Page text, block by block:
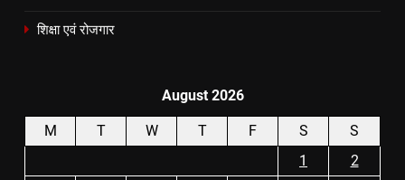
शिक्षा एवं रोजगार
August 2026
M T W T F S
S
1
2